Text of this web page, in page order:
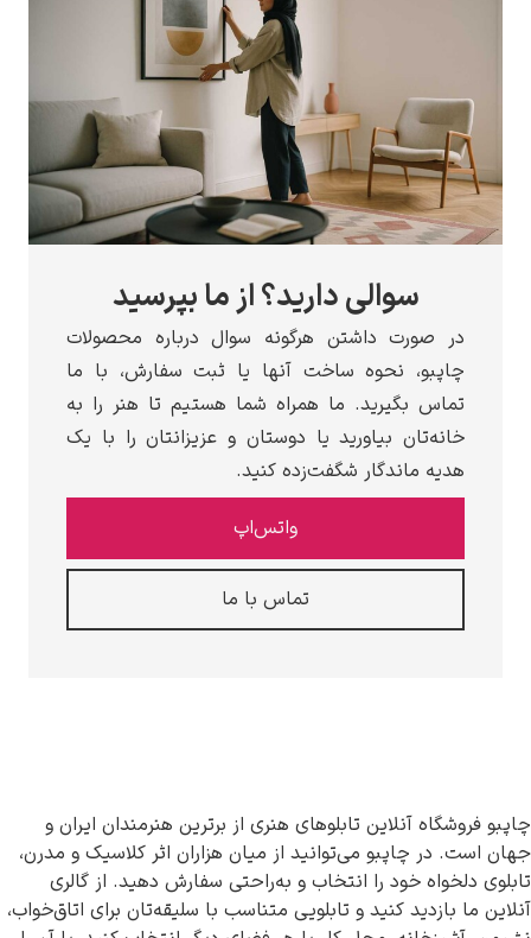
دارید؟ از ما بپرسید
هرگونه سوال درباره محصولات
ساخت آنها یا ثبت سفارش، با ما
ما همراه شما هستیم تا هنر را به
یا دوستان و عزیزانتان را با یک
شگفت‌زده کنید.
تابلوهای هنری از برترین هنرمندان ایران و
از میان هزاران اثر کلاسیک و مدرن،
انتخاب و به‌راحتی سفارش دهید. از گالری
و تابلویی متناسب با سلیقه‌تان برای اتاق‌خواب،